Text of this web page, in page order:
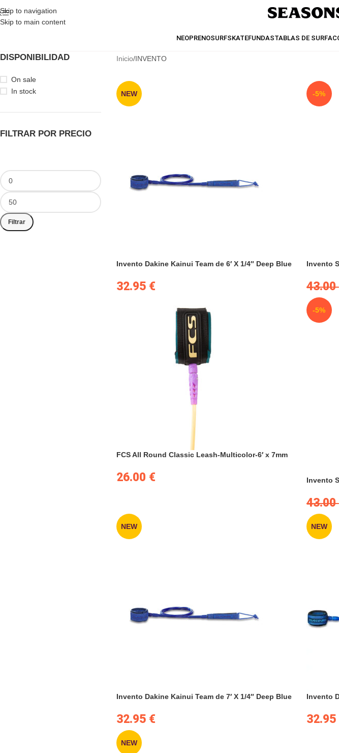
Skip to navigation
Skip to main content
NEOPRENOSURFSKATEFUNDASTABLAS DE SURF
DISPONIBILIDAD
On sale
In stock
FILTRAR POR PRECIO
Filtrar
Inicio INVENTO
NEW
Invento Dakine Kainui Team de 6′ X 1/4″ Deep Blue
32.95 €
-5%
Invento
43.00
FCS All Round Classic Leash-Multicolor-6′ x 7mm
26.00 €
-5%
Invento
43.00
NEW
Invento Dakine Kainui Team de 7′ X 1/4″ Deep Blue
32.95 €
NEW
Invento
32.95
NEW